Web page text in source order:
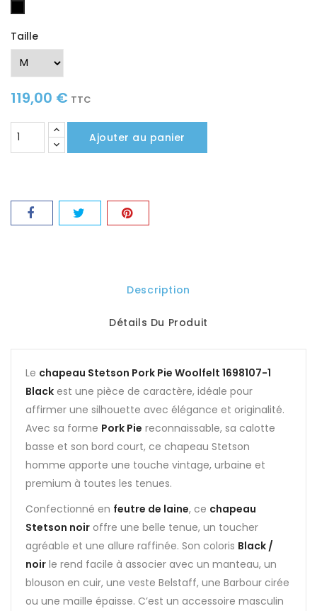
Noir
Taille
119,00 € TTC
Ajouter au panier
Description
Détails Du Produit
Le chapeau Stetson Pork Pie Woolfelt 1698107-1
Black est une pièce de caractère, idéale pour
affirmer une silhouette avec élégance et originalité.
Avec sa forme Pork Pie reconnaissable, sa calotte
basse et son bord court, ce chapeau Stetson
homme apporte une touche vintage, urbaine et
premium à toutes les tenues.
Confectionné en feutre de laine, ce chapeau
Stetson noir offre une belle tenue, un toucher
agréable et une allure raffinée. Son coloris Black /
noir le rend facile à associer avec un manteau, un
blouson en cuir, une veste Belstaff, une Barbour cirée
ou une maille épaisse. C’est un accessoire masculin